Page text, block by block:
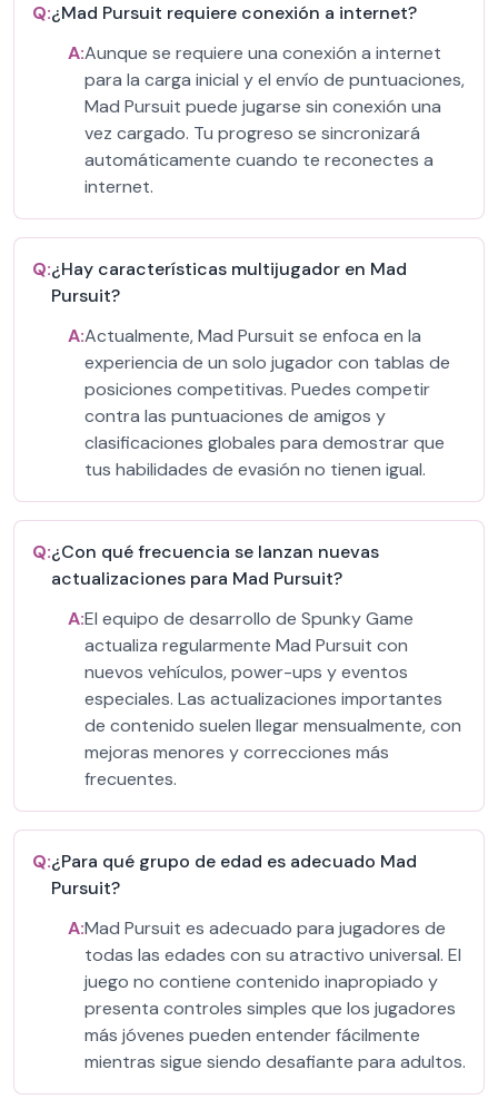
Q:¿Mad Pursuit requiere conexión a internet?
A:Aunque se requiere una conexión a internet
para la carga inicial y el envío de puntuaciones,
Mad Pursuit puede jugarse sin conexión una
vez cargado. Tu progreso se sincronizará
automáticamente cuando te reconectes a
internet.
Q:¿Hay características multijugador en Mad
Pursuit?
A:Actualmente, Mad Pursuit se enfoca en la
experiencia de un solo jugador con tablas de
posiciones competitivas. Puedes competir
contra las puntuaciones de amigos y
clasificaciones globales para demostrar que
tus habilidades de evasión no tienen igual.
Q:¿Con qué frecuencia se lanzan nuevas
actualizaciones para Mad Pursuit?
A:El equipo de desarrollo de Spunky Game
actualiza regularmente Mad Pursuit con
nuevos vehículos, power-ups y eventos
especiales. Las actualizaciones importantes
de contenido suelen llegar mensualmente, con
mejoras menores y correcciones más
frecuentes.
Q:¿Para qué grupo de edad es adecuado Mad
Pursuit?
A:Mad Pursuit es adecuado para jugadores de
todas las edades con su atractivo universal. El
juego no contiene contenido inapropiado y
presenta controles simples que los jugadores
más jóvenes pueden entender fácilmente
mientras sigue siendo desafiante para adultos.